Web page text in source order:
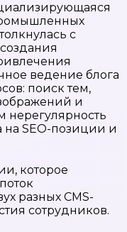
с
ведение блога
поиск тем,
и
нерегулярность
на SEO-позиции и
которое
разных CMS-
сотрудников.